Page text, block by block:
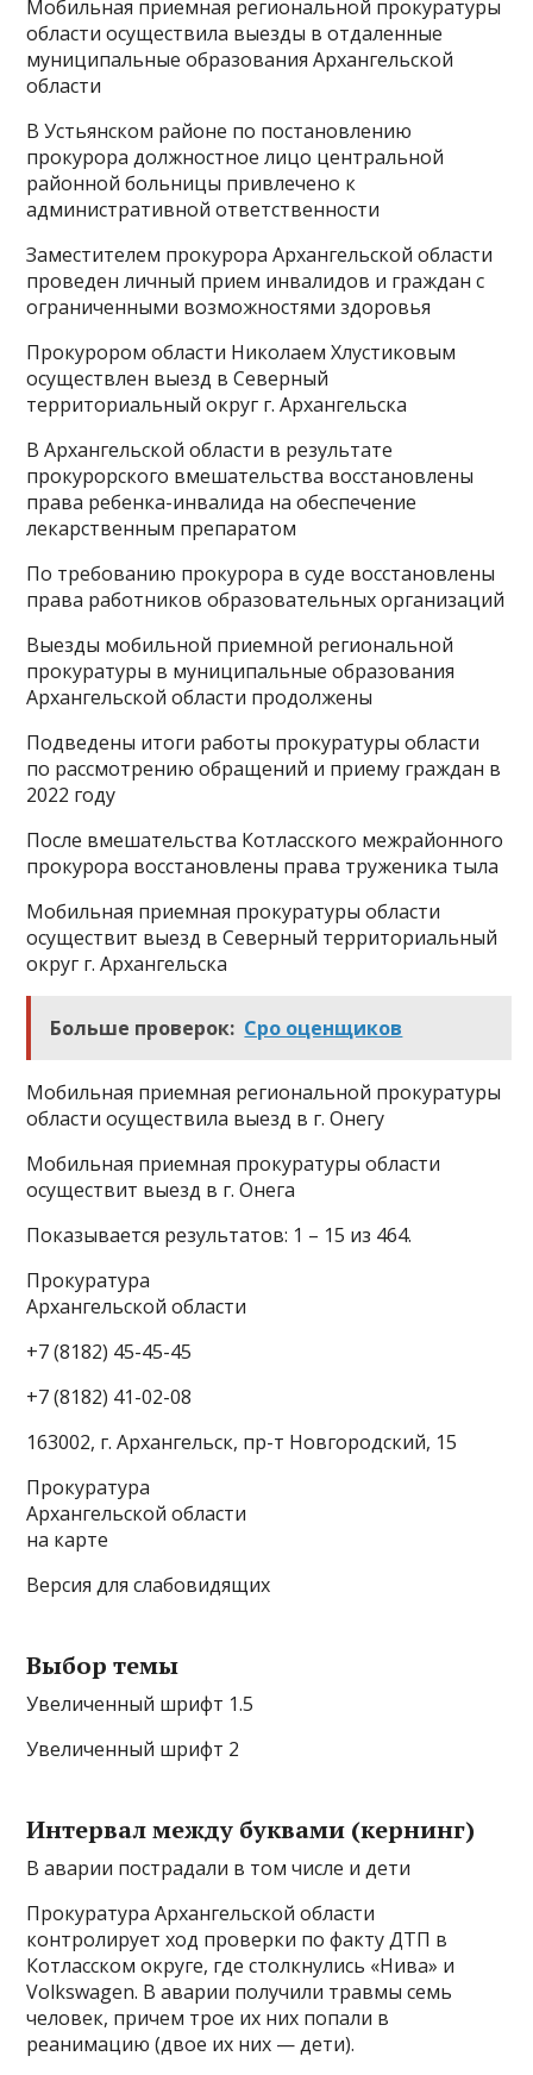
Мобильная приемная региональной прокуратуры
области осуществила выезды в отдаленные
муниципальные образования Архангельской
области
В Устьянском районе по постановлению
прокурора должностное лицо центральной
районной больницы привлечено к
административной ответственности
Заместителем прокурора Архангельской области
проведен личный прием инвалидов и граждан с
ограниченными возможностями здоровья
Прокурором области Николаем Хлустиковым
осуществлен выезд в Северный
территориальный округ г. Архангельска
В Архангельской области в результате
прокурорского вмешательства восстановлены
права ребенка-инвалида на обеспечение
лекарственным препаратом
По требованию прокурора в суде восстановлены
права работников образовательных организаций
Выезды мобильной приемной региональной
прокуратуры в муниципальные образования
Архангельской области продолжены
Подведены итоги работы прокуратуры области
по рассмотрению обращений и приему граждан в
2022 году
После вмешательства Котласского межрайонного
прокурора восстановлены права труженика тыла
Мобильная приемная прокуратуры области
осуществит выезд в Северный территориальный
округ г. Архангельска
Больше проверок: Сро оценщиков
Мобильная приемная региональной прокуратуры
области осуществила выезд в г. Онегу
Мобильная приемная прокуратуры области
осуществит выезд в г. Онега
Показывается результатов: 1 – 15 из 464.
Прокуратура
Архангельской области
+7 (8182) 45-45-45
+7 (8182) 41-02-08
163002, г. Архангельск, пр-т Новгородский, 15
Прокуратура
Архангельской области
на карте
Версия для слабовидящих
Выбор темы
Увеличенный шрифт 1.5
Увеличенный шрифт 2
Интервал между буквами (кернинг)
В аварии пострадали в том числе и дети
Прокуратура Архангельской области
контролирует ход проверки по факту ДТП в
Котласском округе, где столкнулись «Нива» и
Volkswagen. В аварии получили травмы семь
человек, причем трое их них попали в
реанимацию (двое их них — дети).